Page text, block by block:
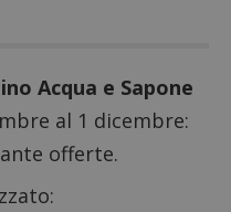
Acqua e Sapone
al 1 dicembre:
offerte.